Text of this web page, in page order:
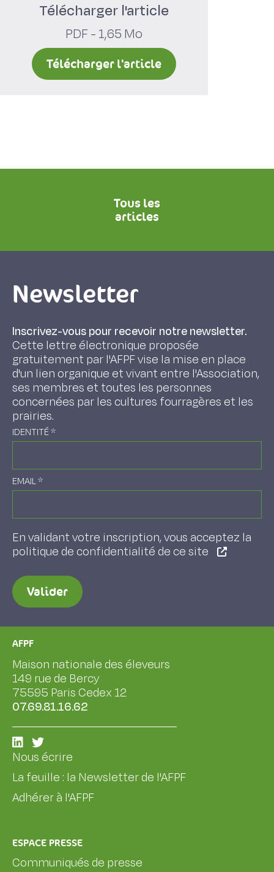
Télécharger l'article
PDF - 1,65 Mo
Télécharger l'article
Tous les
articles
Newsletter
Inscrivez-vous pour recevoir notre newsletter.
Cette lettre électronique proposée
gratuitement par l'AFPF vise la mise en place
d'un lien organique et vivant entre l'Association,
ses membres et toutes les personnes
concernées par les cultures fourragères et les
prairies.
IDENTITÉ*
EMAIL*
En validant votre inscription, vous acceptez la
politique de confidentialité de ce site
Valider
AFPF
Maison nationale des éleveurs
149 rue de Bercy
75595 Paris Cedex 12
07.69.81.16.62
Nous écrire
La feuille : la Newsletter de l'AFPF
Adhérer à l'AFPF
ESPACE PRESSE
Communiqués de presse